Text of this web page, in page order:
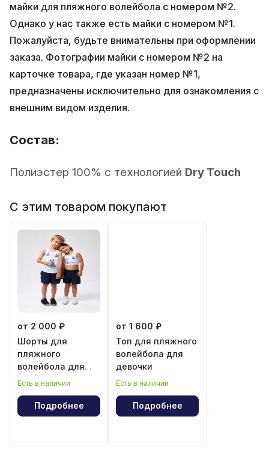
майки для пляжного волейбола с номером №2.
Однако у нас также есть майки с номером №1.
Пожалуйста, будьте внимательны при оформлении
заказа. Фотографии майки с номером №2 на
карточке товара, где указан номер №1,
предназначены исключительно для ознакомления с
внешним видом изделия.
Состав:
Полиэстер 100% с технологией Dry Touch
С этим товаром покупают
от 2 000 ₽
Шорты для
пляжного
волейбола для
мальчика и
Есть в наличии
Подробнее
от 1 600 ₽
Топ для пляжного
волейбола для
девочки
Есть в наличии
Подробнее